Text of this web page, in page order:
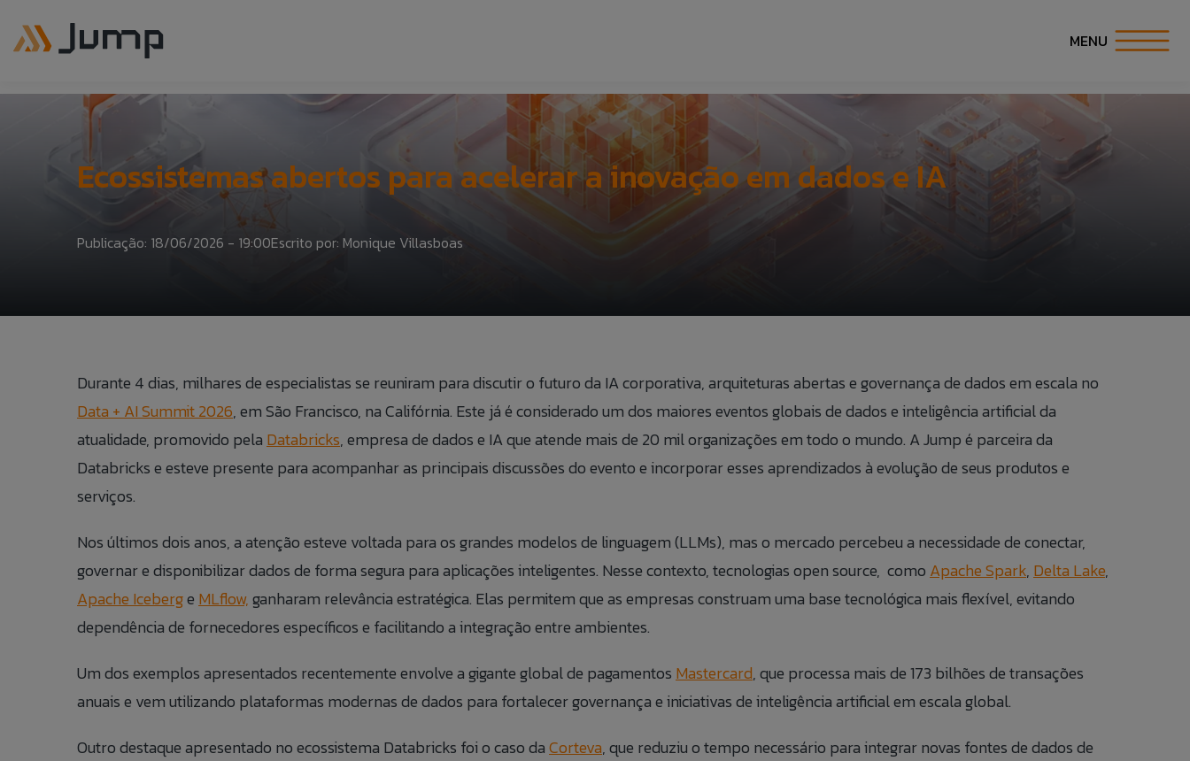
MENU
SOBRE NÓS
CARREIRA
BLOG
ÁREA DO COLABORADOR
CANAL DE ÉTICA
ES
Ecossistemas abertos para acelerar a inovação em dados e IA
Publicação: 18/06/2026 - 19:00Escrito por: Monique Villasboas
Durante 4 dias, milhares de especialistas se reuniram para discutir o futuro da IA corporativa, arquiteturas abertas e governança de dados em escala no
Data + AI Summit 2026, em São Francisco, na Califórnia. Este já é considerado um dos maiores eventos globais de dados e inteligência artificial da
atualidade, promovido pela Databricks, empresa de dados e IA que atende mais de 20 mil organizações em todo o mundo. A Jump é parceira da
Databricks e esteve presente para acompanhar as principais discussões do evento e incorporar esses aprendizados à evolução de seus produtos e
serviços.
Nos últimos dois anos, a atenção esteve voltada para os grandes modelos de linguagem (LLMs), mas o mercado percebeu a necessidade de conectar,
governar e disponibilizar dados de forma segura para aplicações inteligentes. Nesse contexto, tecnologias open source, como Apache Spark, Delta Lake,
Apache Iceberge MLflow,ganharam relevância estratégica. Elas permitem que as empresas construam uma base tecnológica mais flexível, evitando
dependência de fornecedores específicos e facilitando a integração entre ambientes.
Um dos exemplos apresentados recentemente envolve a gigante global de pagamentos Mastercard, que processa mais de 173 bilhões de transações
anuais e vem utilizando plataformas modernas de dados para fortalecer governança e iniciativas de inteligência artificial em escala global.
Outro destaque apresentado no ecossistema Databricks foi o caso daCorteva, que reduziu o tempo necessário para integrar novas fontes de dados de